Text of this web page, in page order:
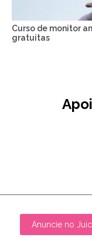
Curso de monitor
gratuitas
Anuncie no